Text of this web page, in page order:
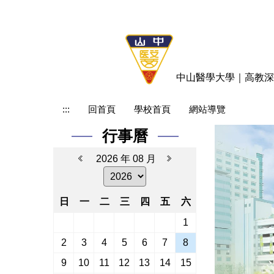
中山醫學大學｜高教
::: 回首頁 學校首頁 網站導覽
行事曆
2026 年 08 月
日 一 二 三 四 五
六
1
2
3 4 5 6 7
8
9
10 11 12 13 14 15